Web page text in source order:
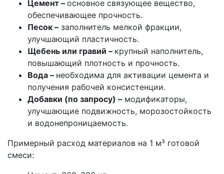
Цемент – основное связующее вещество,
обеспечивающее прочность.
Песок – заполнитель мелкой фракции,
улучшающий пластичность.
Щебень или гравий – крупный наполнитель,
повышающий плотность и прочность.
Вода – необходима для активации цемента и
получения рабочей консистенции.
Добавки (по запросу) – модификаторы,
улучшающие подвижность, морозостойкость
и водонепроницаемость.
Примерный расход материалов на 1 м³ готовой
смеси: